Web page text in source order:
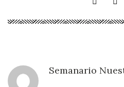
Semanario